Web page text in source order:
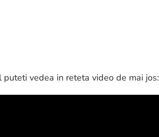
vedea in reteta video de mai jos: